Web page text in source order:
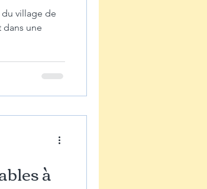
du village de
dans une
à